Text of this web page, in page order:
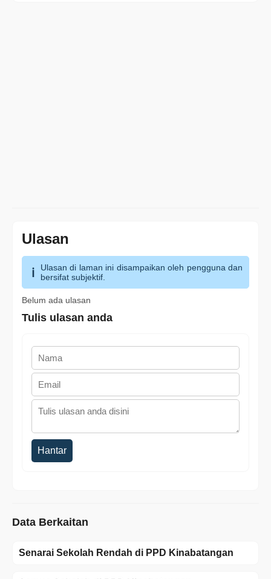
Ulasan
Ulasan di laman ini disampaikan oleh pengguna dan
bersifat subjektif.
Belum ada ulasan
Tulis ulasan anda
Hantar
Data Berkaitan
Senarai Sekolah Rendah di PPD Kinabatangan